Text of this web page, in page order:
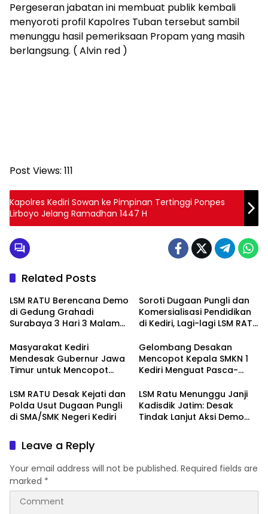
Pergeseran jabatan ini membuat publik kembali
menyoroti profil Kapolres Tuban tersebut sambil
menunggu hasil pemeriksaan Propam yang masih
berlangsung. ( Alvin red )
Post Views: 111
Kapolres Kediri Sowan ke Pimpinan Tertinggi Ponpes
Lirboyo Jelang Ramadhan 1447 H
Related Posts
LSM RATU Berencana Demo
di Gedung Grahadi
Surabaya 3 Hari 3 Malam
Marakanya Pungli dan
Korupsi di Cabang Dinas
Pendidikan Kediri
Soroti Dugaan Pungli dan
Komersialisasi Pendidikan
di Kediri, Lagi-lagi LSM RATU
Pemberitahuan Aksi Damai
ke Polrestabes Surabaya
Masyarakat Kediri
Mendesak Gubernur Jawa
Timur untuk Mencopot
Carut Marutnya Pendidikan
di Kediri
Gelombang Desakan
Mencopot Kepala SMKN 1
Kediri Menguat Pasca-
dan Doxing
LSM RATU Desak Kejati dan
Polda Usut Dugaan Pungli
di SMA/SMK Negeri Kediri
LSM Ratu Menunggu Janji
Kadisdik Jatim: Desak
Tindak Lanjut Aksi Demo
Leave a Reply
Your email address will not be published. Required fields are
marked *